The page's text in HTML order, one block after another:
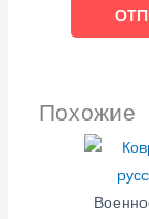
Похожие